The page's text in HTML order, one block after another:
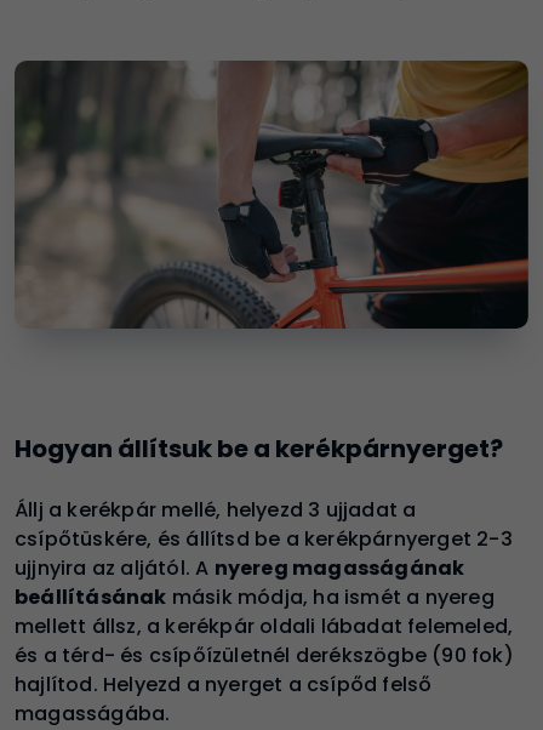
Hogyan állítsuk be a kerékpárnyerget?
Állj a kerékpár mellé, helyezd 3 ujjadat a
csípőtüskére, és állítsd be a kerékpárnyerget 2-3
ujjnyira az aljától. A nyereg magasságának
beállításának másik módja, ha ismét a nyereg
mellett állsz, a kerékpár oldali lábadat felemeled,
és a térd- és csípőízületnél derékszögbe (90 fok)
hajlítod. Helyezd a nyerget a csípőd felső
magasságába.